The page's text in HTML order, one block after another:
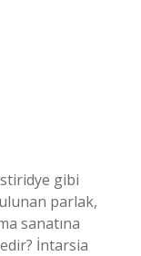
gibi
parlak,
sanatına
İntarsia